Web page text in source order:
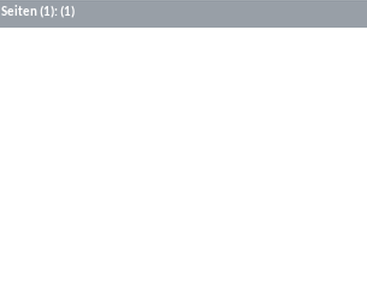
Seiten(1):(1)